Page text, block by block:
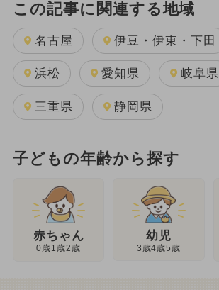
この記事に関連する地域
名古屋 伊豆・伊東・下田
浜松 愛知県 岐阜県
三重県 静岡県
子どもの年齢から探す
赤ちゃん
0歳1歳2歳
幼児
3歳4歳5歳